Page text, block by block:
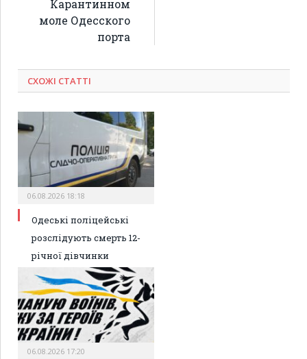
Карантинном
моле Одесского
порта
СХОЖІ СТАТТІ
06.08.2026 18:18
Одеські поліцейські
розслідують смерть 12-
річної дівчинки
06.08.2026 17:20